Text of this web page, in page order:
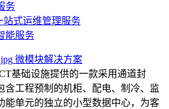
务
站式运维管理服务
能服务
微模块解决方案
基础设施提供的一款采用通道封
含工程预制的机柜、配电、制冷、监
能单元的独立的小型数据中心，为客